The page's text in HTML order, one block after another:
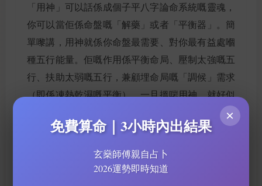
「用神」可以話係成個子平八字論命系統嘅靈魂，
你可以當佢係命盤嘅「解藥」或者「平衡器」。簡
單嚟講，用神就係你命盤最需要、對你最有益處嗰
種五行能量。佢嘅作用係平衡命局、壓制太強嘅五
行、扶助太弱嘅五行，兼顧埋命局嘅「調候」需求
（即係凍熱乾濕嘅平衡）。一旦搵啱用神，就好似
攞到份人生攻略，可以清楚判斷邊啲大運、流年係
機會，邊啲係挑戰。
鎖定用神嘅步驟大致如下：
×
免費算命｜3小時內出結果
玄燊師傅親自占卜
2026運勢即時知道